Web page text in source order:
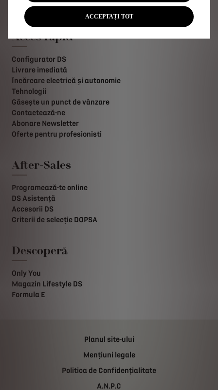
Vehicule 100% electrice
Acces rapid
Configurator DS
Livrare imediată
Încărcare electrică și autonomie
Tehnologii
Găsește un punct de vânzare
Contactează-ne
Abonare Newsletter
Oferte pentru profesionisti
After-Sales
Programează-te online
DS Asistență
Accesorii DS
Criterii de selecție DOPSA
Descoperă
Only You
Magazin Lifestyle DS
Formula E
Planul site-ului
Mențiuni legale
Politica de Confidențialitate
A.N.P.C
ACCEPTAȚI TOT